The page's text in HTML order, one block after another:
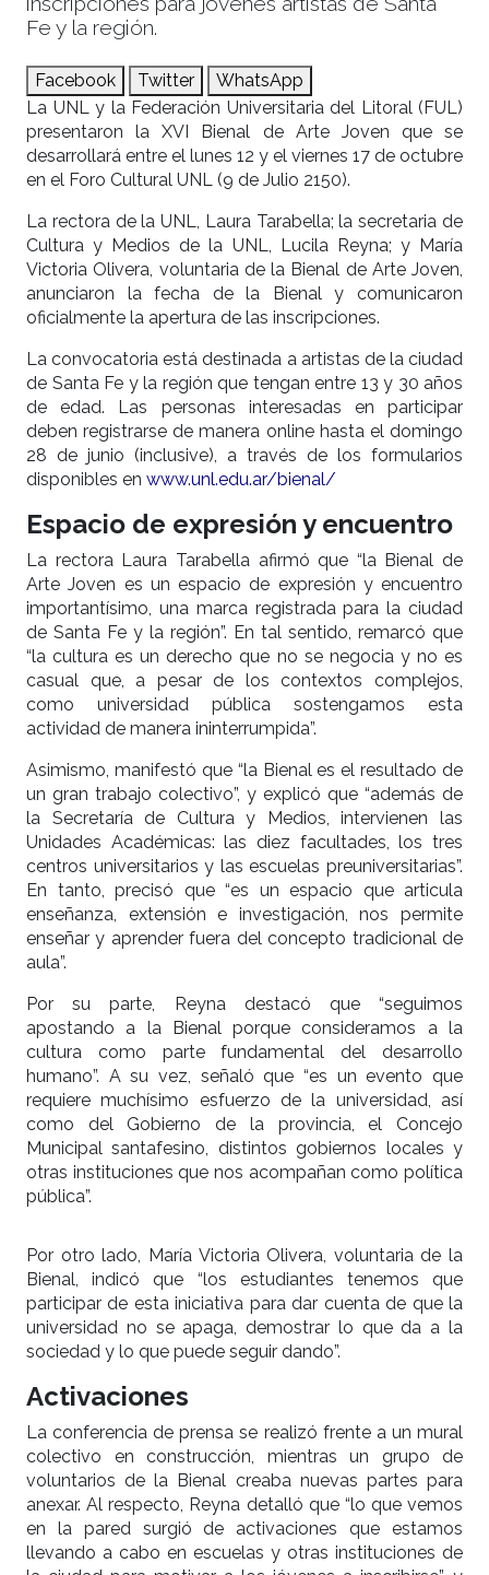
Fe y la región.
Facebook Twitter
WhatsApp
La UNL y la Federación Universitaria del Litoral (FUL)
presentaron la XVI Bienal de Arte Joven que se
desarrollará entre el lunes 12 y el viernes 17 de octubre
en el Foro Cultural UNL (9 de Julio 2150).
La rectora de la UNL, Laura Tarabella; la secretaria de
Cultura y Medios de la UNL, Lucila Reyna; y María
Victoria Olivera, voluntaria de la Bienal de Arte Joven,
anunciaron la fecha de la Bienal y comunicaron
oficialmente la apertura de las inscripciones.
La convocatoria está destinada a artistas de la ciudad
de Santa Fe y la región que tengan entre 13 y 30 años
de edad. Las personas interesadas en participar
deben registrarse de manera online hasta el domingo
28 de junio (inclusive), a través de los formularios
disponibles en www.unl.edu.ar/bienal/
Espacio de expresión y encuentro
La rectora Laura Tarabella afirmó que “la Bienal de
Arte Joven es un espacio de expresión y encuentro
importantísimo, una marca registrada para la ciudad
de Santa Fe y la región”. En tal sentido, remarcó que
“la cultura es un derecho que no se negocia y no es
casual que, a pesar de los contextos complejos,
como universidad pública sostengamos esta
actividad de manera ininterrumpida”.
Asimismo, manifestó que “la Bienal es el resultado de
un gran trabajo colectivo”, y explicó que “además de
la Secretaría de Cultura y Medios, intervienen las
Unidades Académicas: las diez facultades, los tres
centros universitarios y las escuelas preuniversitarias”.
En tanto, precisó que “es un espacio que articula
enseñanza, extensión e investigación, nos permite
enseñar y aprender fuera del concepto tradicional de
aula”.
Por su parte, Reyna destacó que “seguimos
apostando a la Bienal porque consideramos a la
cultura como parte fundamental del desarrollo
humano”. A su vez, señaló que “es un evento que
requiere muchísimo esfuerzo de la universidad, así
como del Gobierno de la provincia, el Concejo
Municipal santafesino, distintos gobiernos locales y
otras instituciones que nos acompañan como política
pública”.
Por otro lado, María Victoria Olivera, voluntaria de la
Bienal, indicó que “los estudiantes tenemos que
participar de esta iniciativa para dar cuenta de que la
universidad no se apaga, demostrar lo que da a la
sociedad y lo que puede seguir dando”.
Activaciones
La conferencia de prensa se realizó frente a un mural
colectivo en construcción, mientras un grupo de
voluntarios de la Bienal creaba nuevas partes para
anexar. Al respecto, Reyna detalló que “lo que vemos
en la pared surgió de activaciones que estamos
llevando a cabo en escuelas y otras instituciones de